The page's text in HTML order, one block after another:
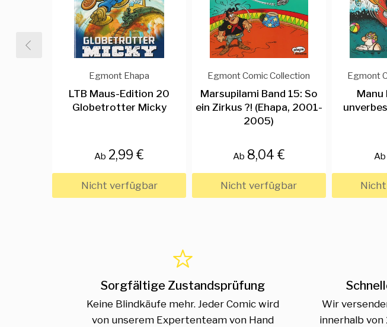
Egmont Ehapa
LTB Maus-Edition 20
Globetrotter Micky
Ab 2,99 €
Nicht verfügbar
Egmont Comic Collection
Marsupilami Band 15: So
ein Zirkus ?! (Ehapa, 2001-
2005)
Ab 8,04 €
Nicht verfügbar
Egmont
Manu
Ab
Sorgfältige Zustandsprüfung
Keine Blindkäufe mehr. Jeder Comic wird
von unserem Expertenteam von Hand
Wir
innerhalb